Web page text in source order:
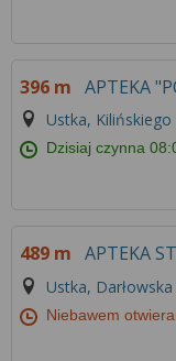
396 m APTEKA
Ustka, Kilińskiego
Dzisiaj czynna
489 m APTEKA
Ustka, Darłowska
Niebawem
Więcej
narzędzi